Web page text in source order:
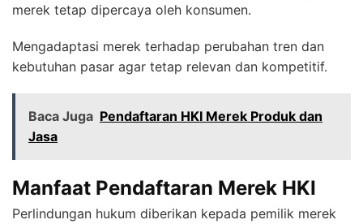
merek tetap dipercaya oleh konsumen.
Mengadaptasi merek terhadap perubahan tren dan
kebutuhan pasar agar tetap relevan dan kompetitif.
Baca Juga Pendaftaran HKI Merek Produk dan
Jasa
Manfaat Pendaftaran Merek HKI
Perlindungan hukum diberikan kepada pemilik merek